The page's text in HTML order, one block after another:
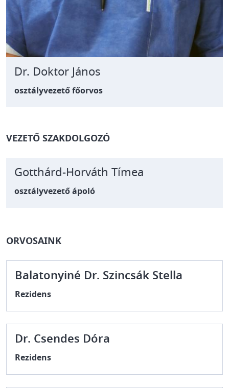
Dr. Doktor János
osztályvezető főorvos
VEZETŐ SZAKDOLGOZÓ
Gotthárd-Horváth Tímea
osztályvezető ápoló
ORVOSAINK
Balatonyiné Dr. Szincsák Stella
Rezidens
Dr. Csendes Dóra
Rezidens